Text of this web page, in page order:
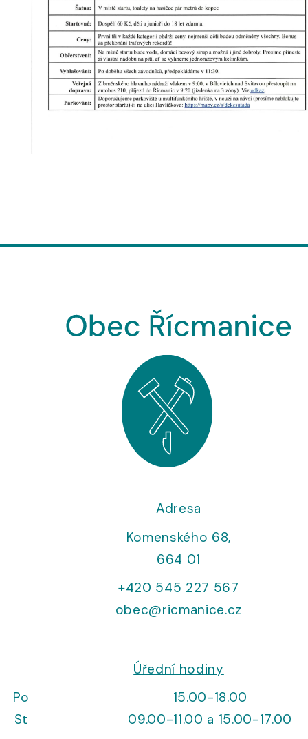
Adresa
Komenského 68,
664 01
+420 545 227 567
obec@ricmanice.cz
Úřední hodiny
Po
15.00-18.00
St
09.00-11.00 a 15.00-17.00